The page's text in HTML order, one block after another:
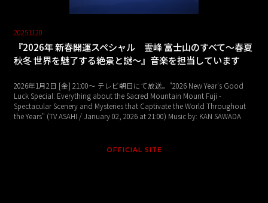
20251120
『2026年 新春開運スペシャル 霊峰 富士山のすべて～春夏
秋冬 世界を魅了する絶景と謎～』音楽を担当しています
2026年1月2日 [金] 21:00～ テレビ朝日にて放送。"2026 New Year's Good
Luck Special: Everything about the Sacred Mountain Mount Fuji -
Spectacular Scenery and Mysteries that Captivate the World Throughout
the Years" (TV ASAHI / January 02, 2026 at 21:00) Music by: KAN SAWADA
OFFICIAL SITE